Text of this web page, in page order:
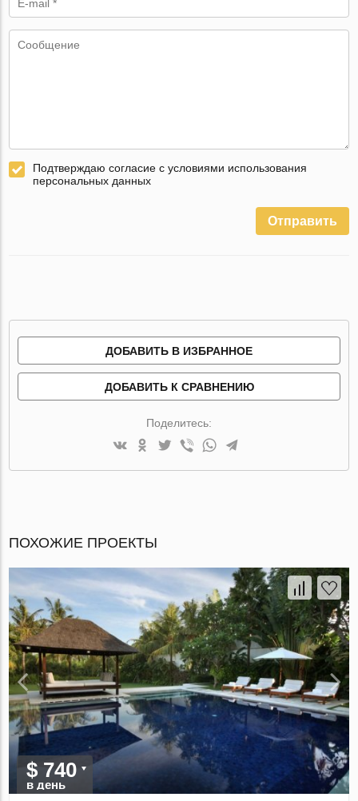
Подтверждаю согласие с условиями использования
персональных данных
Отправить
ДОБАВИТЬ В ИЗБРАННОЕ
ДОБАВИТЬ К СРАВНЕНИЮ
Поделитесь:
ПОХОЖИЕ ПРОЕКТЫ
$ 740
в день